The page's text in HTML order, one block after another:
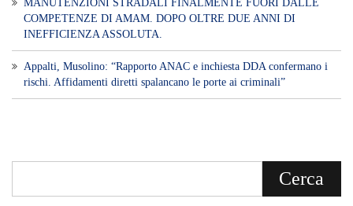
MANUTENZIONI STRADALI FINALMENTE FUORI DALLE
COMPETENZE DI AMAM. DOPO OLTRE DUE ANNI DI
INEFFICIENZA ASSOLUTA.
​Appalti, Musolino: “Rapporto ANAC e inchiesta DDA confermano i
rischi. Affidamenti diretti spalancano le porte ai criminali”